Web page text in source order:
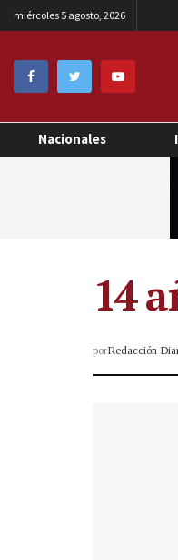
miércoles 5 agosto, 2026
Nacionales
14
porRedacción